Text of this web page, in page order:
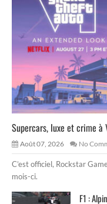
Supercars, luxe et crime à
Août 07, 2026 No
C’est officiel, Rockstar
mois-ci.
F1 :